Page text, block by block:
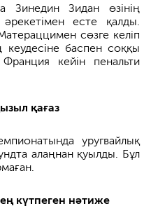
Зинедин Зидан өзінің
есте қалды.
сөзге келіп
кеудесіне баспен соққы
кейін пенальти
қағаз
уругвайлық
алаңнан қуылды. Бұл
күтпеген нәтиже